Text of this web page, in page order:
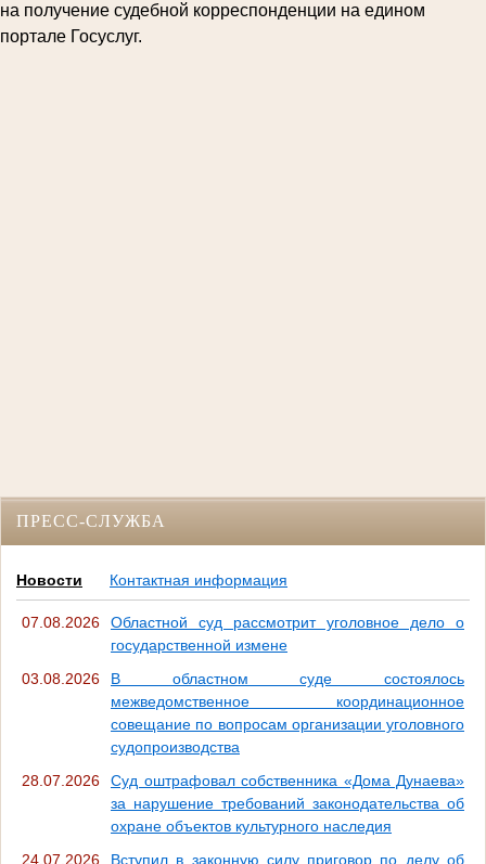
на получение судебной корреспонденции на едином
портале Госуслуг.
ПРЕСС-СЛУЖБА
Новости Контактная информация
07.08.2026
Областной суд рассмотрит уголовное дело о
государственной измене
03.08.2026
В областном суде состоялось
межведомственное координационное
совещание по вопросам организации уголовного
судопроизводства
28.07.2026
Суд оштрафовал собственника «Дома Дунаева»
за нарушение требований законодательства об
охране объектов культурного наследия
24.07.2026
Вступил в законную силу приговор по делу об